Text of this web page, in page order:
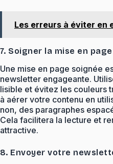
Les erreurs à éviter en
7. Soigner la mise en page
Une mise en page soignée
newsletter engageante.
lisible et évitez les couleurs
à aérer votre contenu en
non, des paragraphes
Cela facilitera la lecture et
attractive.
8. Envoyer votre